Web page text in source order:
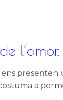
de
ens
a